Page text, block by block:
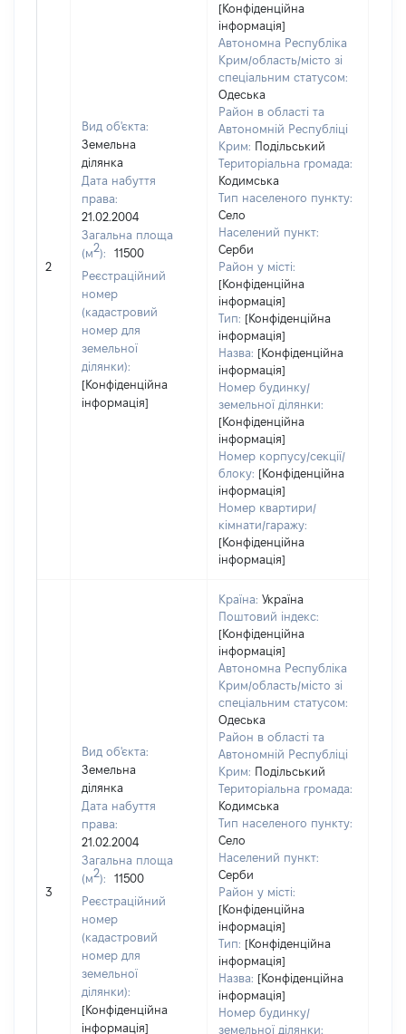
2
Вид об'єкта:
Земельна
ділянка
Дата набуття
права:
21.02.2004
Загальна площа
(м2):
11500
Реєстраційний
номер
(кадастровий
номер для
земельної
ділянки):
[Конфіденційна
інформація]
[Конфіденційна
інформація]
Автономна Республіка
Крим/область/місто зі
спеціальним статусом:
Одеська
Район в області та
Автономній Республіці
Крим: Подільський
Територіальна громада:
Кодимська
Тип населеного пункту:
Село
Населений пункт:
Серби
Район у місті:
[Конфіденційна
інформація]
Тип: [Конфіденційна
інформація]
Назва: [Конфіденційна
інформація]
Номер будинку/
земельної ділянки:
[Конфіденційна
інформація]
Номер корпусу/секції/
блоку: [Конфіденційна
інформація]
Номер квартири/
кімнати/гаражу:
[Конфіденційна
інформація]
3
Вид об'єкта:
Земельна
ділянка
Дата набуття
права:
21.02.2004
Загальна площа
(м2):
11500
Реєстраційний
номер
(кадастровий
номер для
земельної
ділянки):
[Конфіденційна
інформація]
Країна: Україна
Поштовий індекс:
[Конфіденційна
інформація]
Автономна Республіка
Крим/область/місто зі
спеціальним статусом:
Одеська
Район в області та
Автономній Республіці
Крим: Подільський
Територіальна громада:
Кодимська
Тип населеного пункту:
Село
Населений пункт:
Серби
Район у місті:
[Конфіденційна
інформація]
Тип: [Конфіденційна
інформація]
Назва: [Конфіденційна
інформація]
Номер будинку/
земельної ділянки: